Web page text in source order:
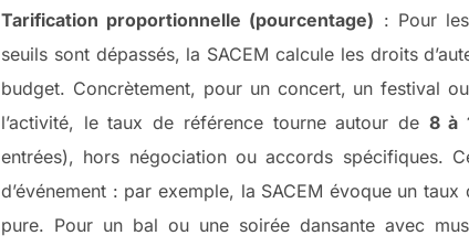
Tarification proportionnelle (pourcentage) : Pour
seuils sont dépassés, la SACEM calcule les droits
budget. Concrètement, pour un concert, un festival
l’activité, le taux de référence tourne autour de 8 à
entrées), hors négociation ou accords spécifiques.
d’événement : par exemple, la SACEM évoque un
pure. Pour un bal ou une soirée dansante avec